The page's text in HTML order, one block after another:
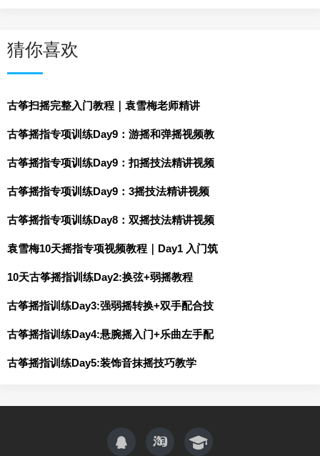
猜你喜欢
古筝扫摇完整入门教程｜袁雪梅老师精讲
古筝摇指专项训练Day9：游摇和弹摇视频教
古筝摇指专项训练Day9：扣摇技法精讲视频
古筝摇指专项训练Day9：3摇技法精讲视频
古筝摇指专项训练Day8：双摇技法精讲视频
袁雪梅10天摇指专项视频教程｜Day1 入门筑
10天古筝摇指训练Day2:换弦+弱摇教程
古筝摇指训练Day3:强弱摇转换+双手配合技
古筝摇指训练Day4:悬腕摇入门+乐曲左手配
古筝摇指训练Day5:装饰音抹摇技巧教学